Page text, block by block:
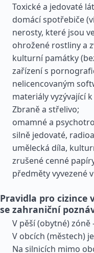
Toxické a jedovaté
domácí spotřebiče
nerosty, které jsou
ohrožené rostliny a
kulturní památky
zařízení s
nelicencovaným
materiály vyzývající
Zbraně a střelivo;
omamné a
silně jedovaté,
umělecká díla,
zrušené cenné
předměty vyvezené
Pravidla pro
se zahraniční
V pěší (obytné) zóně
V obcích (městech)
Na silnicích mimo